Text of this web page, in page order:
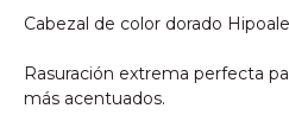
Cabezal de color dorado
Rasuración extrema perfecta
más acentuados.